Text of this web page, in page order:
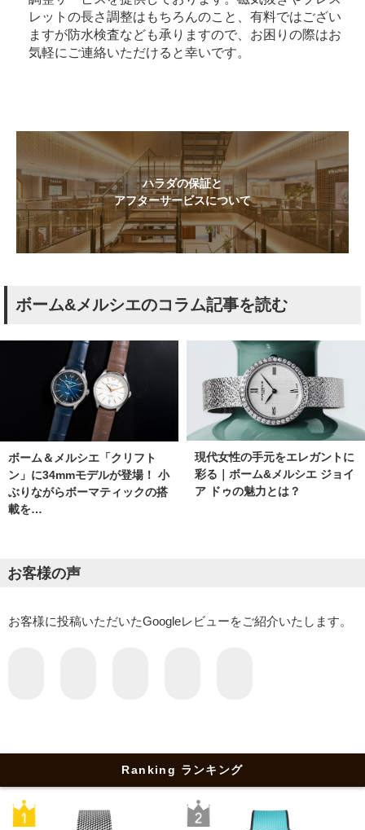
レットの長さ調整はもちろんのこと、有料ではござい
ますが防水検査なども承りますので、お困りの際はお
気軽にご連絡いただけると幸いです。
ハラダの保証と
アフターサービスについて
ボーム&メルシエのコラム記事を読む
ボーム＆メルシエ「クリフト
ン」に34mmモデルが登場！ 小
ぶりながらボーマティックの搭
載を…
現代女性の手元をエレガントに
彩る｜ボーム&メルシエ ジョイ
ア ドゥの魅力とは？
お客様の声
お客様に投稿いただいたGoogleレビューをご紹介いたします。
Ranking ランキング